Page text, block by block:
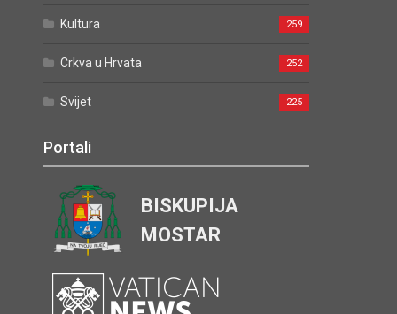
Kultura 259
Crkva u Hrvata 252
Svijet 225
Portali
BISKUPIJA
MOSTAR